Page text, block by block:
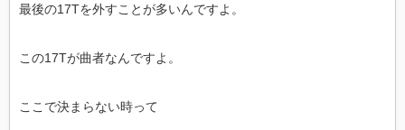
最後の17Tを外すことが多いんですよ。
この17Tが曲者なんですよ。
ここで決まらない時って